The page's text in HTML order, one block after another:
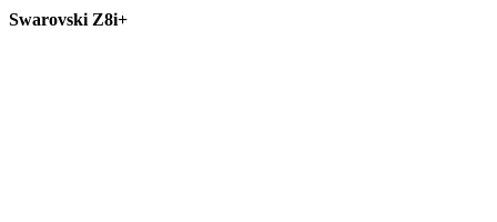
Swarovski Z8i+